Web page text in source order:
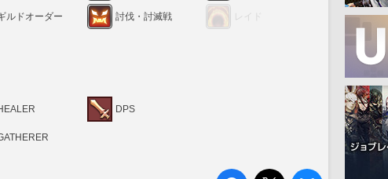
ルドオーダー 討伐・討滅戦 レイド
DPS